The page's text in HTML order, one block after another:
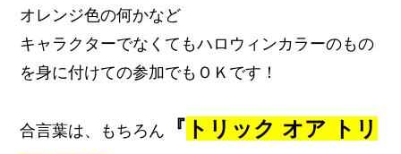
オレンジ色の何かなど
キャラクターでなくてもハロウィンカラーのもの
を身に付けての参加でもＯＫです！
合言葉は、もちろん 『 トリック オア トリ